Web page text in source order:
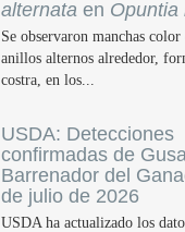
alternata en Opuntia
Se observaron manchas
anillos alternos alrededor,
costra, en los...
USDA: Detecciones
confirmadas de
Barrenador del
de julio de 2026
USDA ha actualizado los